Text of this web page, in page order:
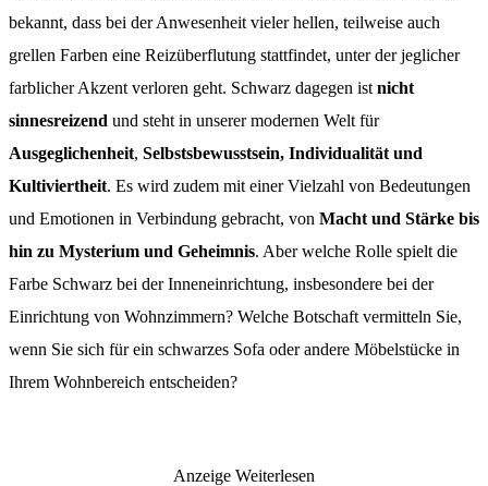
bekannt, dass bei der Anwesenheit vieler hellen, teilweise auch
grellen Farben eine Reizüberflutung stattfindet, unter der jeglicher
farblicher Akzent verloren geht. Schwarz dagegen ist nicht
sinnesreizend und steht in unserer modernen Welt für
Ausgeglichenheit, Selbstsbewusstsein, Individualität und
Kultiviertheit. Es wird zudem mit einer Vielzahl von Bedeutungen
und Emotionen in Verbindung gebracht, von Macht und Stärke bis
hin zu Mysterium und Geheimnis. Aber welche Rolle spielt die
Farbe Schwarz bei der Inneneinrichtung, insbesondere bei der
Einrichtung von Wohnzimmern? Welche Botschaft vermitteln Sie,
wenn Sie sich für ein schwarzes Sofa oder andere Möbelstücke in
Ihrem Wohnbereich entscheiden?
Anzeige Weiterlesen